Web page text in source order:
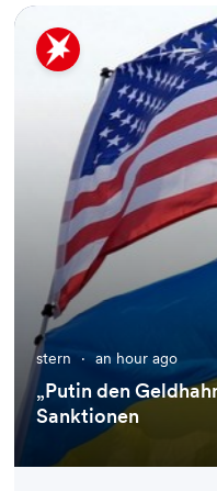
stern · an hour ago
„Putin den
Sanktionen